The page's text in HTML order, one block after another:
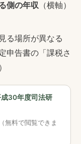
側の年収 （横軸）
る場所が異なる
申告書の「課税さ
30年度司法研
無料で閲覧できま